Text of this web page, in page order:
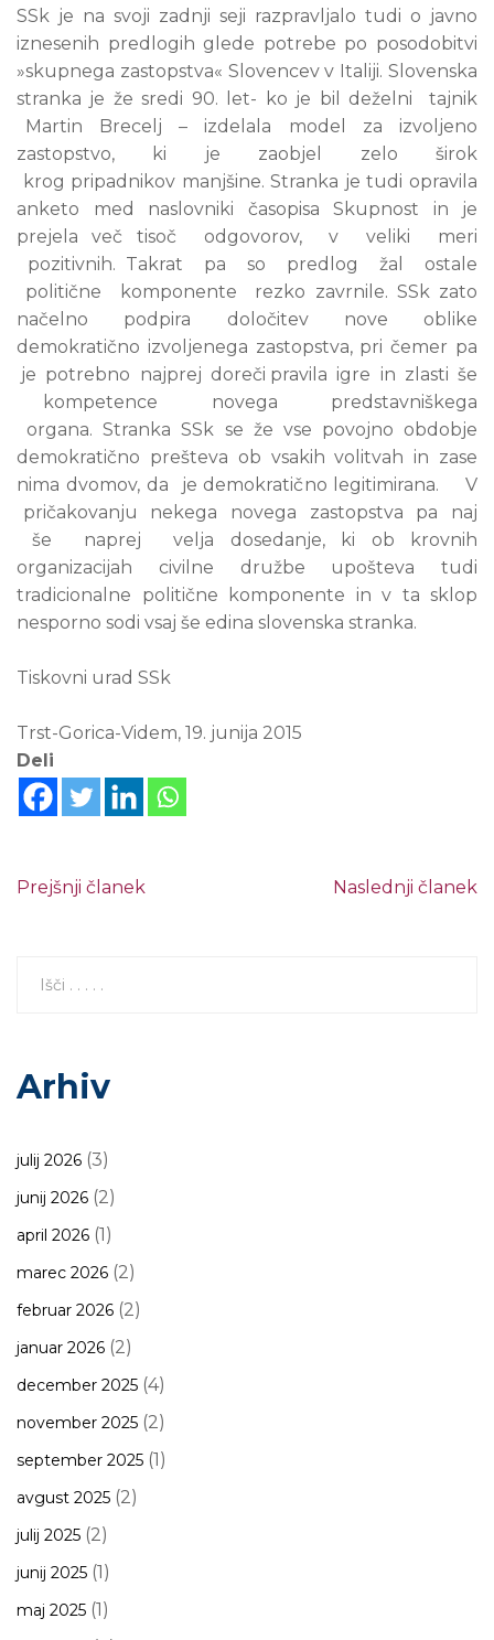
SSk je na svoji zadnji seji razpravljalo tudi o javno
iznesenih predlogih glede potrebe po posodobitvi
»skupnega zastopstva« Slovencev v Italiji. Slovenska
stranka je že sredi 90. let- ko je bil deželni tajnik
Martin Brecelj – izdelala model za izvoljeno
zastopstvo, ki je zaobjel zelo širok
krog pripadnikov manjšine. Stranka je tudi opravila
anketo med naslovniki časopisa Skupnost in je
prejela več tisoč odgovorov, v veliki meri
pozitivnih. Takrat pa so predlog žal ostale
politične komponente rezko zavrnile. SSk zato
načelno podpira določitev nove oblike
demokratično izvoljenega zastopstva, pri čemer pa
je potrebno najprej doreči pravila igre in zlasti še
kompetence novega predstavniškega
organa. Stranka SSk se že vse povojno obdobje
demokratično prešteva ob vsakih volitvah in zase
nima dvomov, da je demokratično legitimirana. V
pričakovanju nekega novega zastopstva pa naj
še naprej velja dosedanje, ki ob krovnih
organizacijah civilne družbe upošteva tudi
tradicionalne politične komponente in v ta sklop
nesporno sodi vsaj še edina slovenska stranka.
Tiskovni urad SSk
Trst-Gorica-Videm, 19. junija 2015
Deli
Prejšnji članek Naslednji članek
Arhiv
julij 2026 (3)
junij 2026 (2)
april 2026 (1)
marec 2026 (2)
februar 2026 (2)
januar 2026 (2)
december 2025 (4)
november 2025 (2)
september 2025 (1)
avgust 2025 (2)
julij 2025 (2)
junij 2025 (1)
maj 2025 (1)